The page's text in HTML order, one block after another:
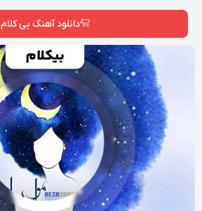
دانلود آهنگ بی کلام